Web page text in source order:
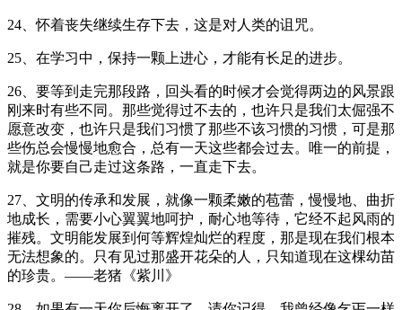
24、怀着丧失继续生存下去，这是对人类的诅咒。
25、在学习中，保持一颗上进心，才能有长足的进步。
26、要等到走完那段路，回头看的时候才会觉得两边的风景跟
刚来时有些不同。那些觉得过不去的，也许只是我们太倔强不
愿意改变，也许只是我们习惯了那些不该习惯的习惯，可是那
些伤总会慢慢地愈合，总有一天这些都会过去。唯一的前提，
就是你要自己走过这条路，一直走下去。
27、文明的传承和发展，就像一颗柔嫩的苞蕾，慢慢地、曲折
地成长，需要小心翼翼地呵护，耐心地等待，它经不起风雨的
摧残。文明能发展到何等辉煌灿烂的程度，那是现在我们根本
无法想象的。只有见过那盛开花朵的人，只知道现在这棵幼苗
的珍贵。——老猪《紫川》